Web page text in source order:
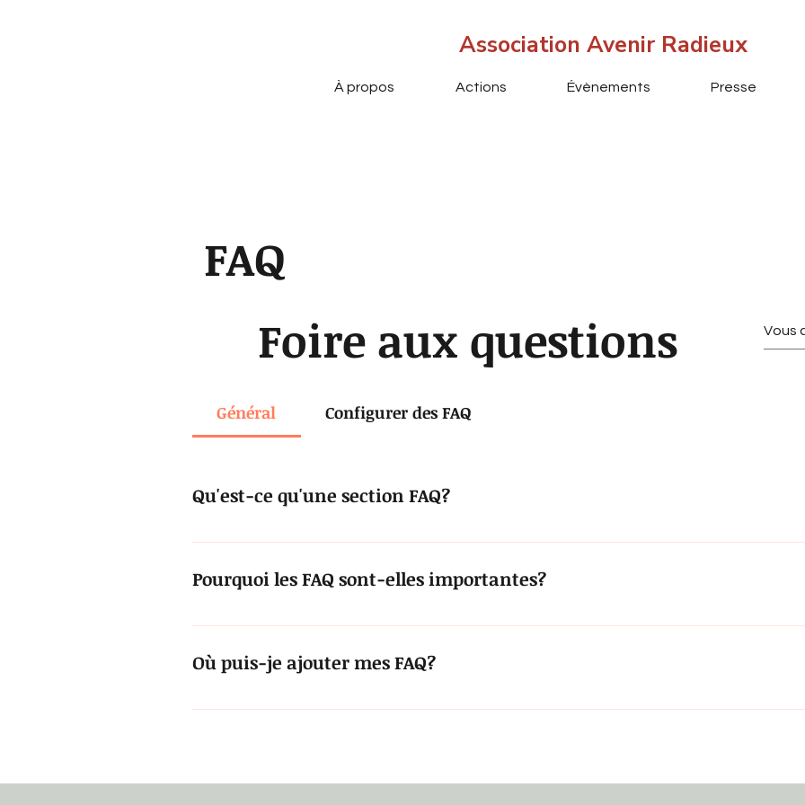
Association Avenir Radieux
À propos Actions Évènements Presse
FAQ
Foire aux questions
Général Configurer des FAQ
Qu'est-ce qu'une section FAQ?
Une section FAQ peut être utilisée pour répondre rapidement aux questions fréquemment
Pourquoi les FAQ sont-elles importantes?
Les FAQ sont un excellent moyen d'aider les visiteurs à trouver rapidement des réponses
Où puis-je ajouter mes FAQ?
Les FAQ peuvent être ajoutées à n'importe quelle page de votre site ou sur votre appli